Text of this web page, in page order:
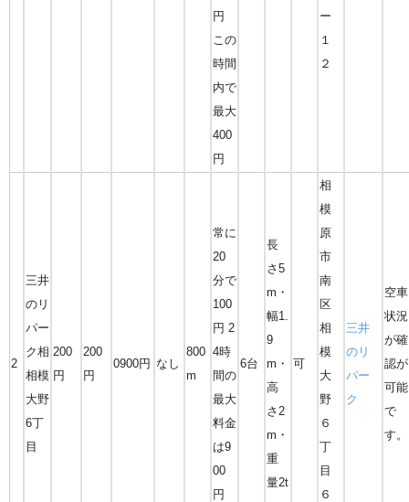
円
この
時間
内で
最大
400
円
ー
１
２
2
三井
のリ
パー
ク相
相模
大野
6丁
目
200
円
200
円
0900円 なし
800
m
常に
20
分で
100
円 2
4時
間の
最大
料金
は9
00
円
6台
長
さ5
m・
幅1.
9
m・
高
さ2
m・
重
量2t
可
相
模
原
市
南
区
相
模
大
野
６
丁
目
６
三井
のリ
パー
ク
空車
状況
が確
認が
可能
で
す。